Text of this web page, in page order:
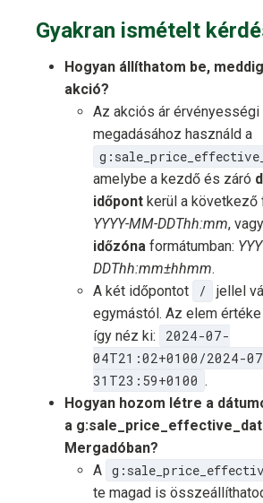
Gyakran ismételt
Hogyan állíthatom be,
akció?
Az akciós ár
megadásához használd a
amelybe a kezdő és záró
időpont kerül a következő
YYYY-MM-DDThh:mm, vagy
időzóna formátumban:
DDThh:mm±hhmm.
A két időpontot
/
jellel
egymástól. Az elem értéke
így néz ki:
2024-07-
04T21:02+0100/2024-
31T23:59+0100 .
Hogyan hozom létre a
a
Mergadóban?
A
te magad is